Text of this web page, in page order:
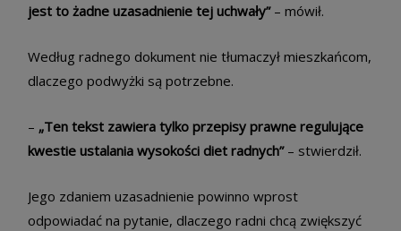
jest to żadne uzasadnienie tej uchwały”– mówił.
Według radnego dokument nie tłumaczył mieszkańcom,
dlaczego podwyżki są potrzebne.
– „Ten tekst zawiera tylko przepisy prawne regulujące
kwestie ustalania wysokości diet radnych”– stwierdził.
Jego zdaniem uzasadnienie powinno wprost
odpowiadać na pytanie, dlaczego radni chcą zwiększyć